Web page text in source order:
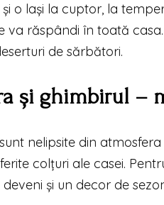
o lași la cuptor, la
va răspândi în toată
de sărbători.
și ghimbirul –
nelipsite din
colțuri ale casei.
și un decor de